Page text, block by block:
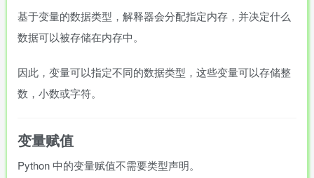
基于变量的数据类型，解释器会分配指定内存，并决定什么
数据可以被存储在内存中。
因此，变量可以指定不同的数据类型，这些变量可以存储整
数，小数或字符。
变量赋值
Python 中的变量赋值不需要类型声明。